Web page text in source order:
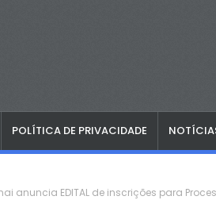
POLÍTICA DE PRIVACIDADE
anuncia EDITAL de inscrições para